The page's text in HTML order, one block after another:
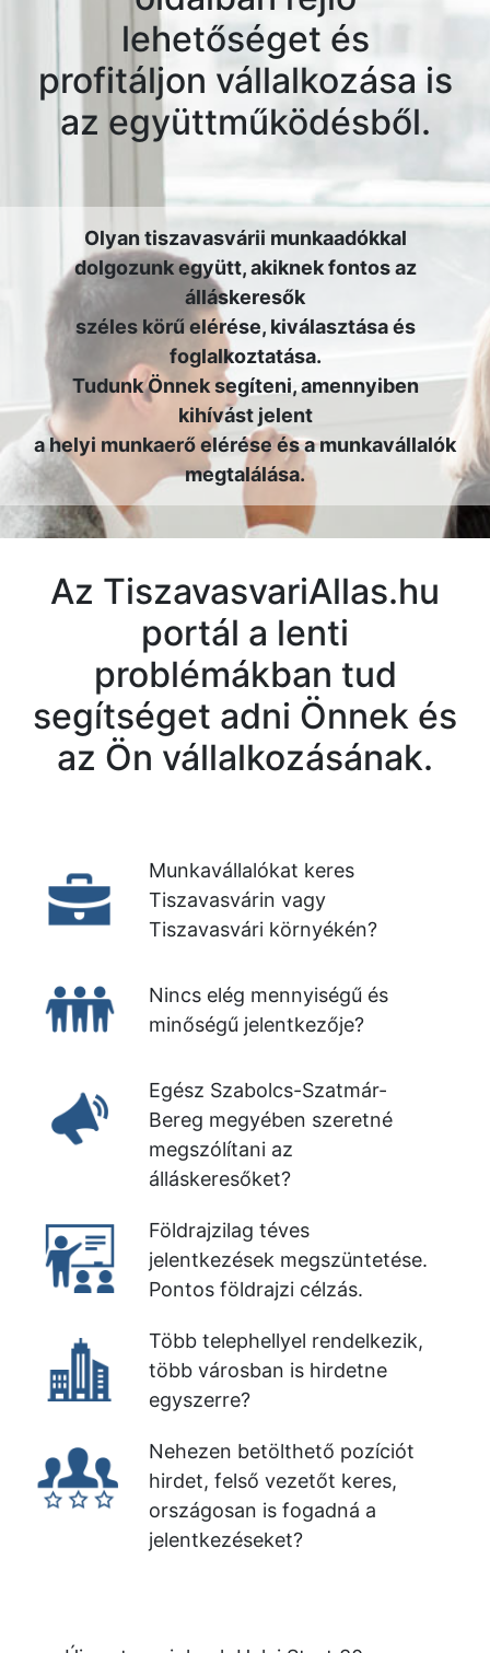
lehetőséget és
profitáljon vállalkozása is
az együttműködésből.
Olyan tiszavasvárii munkaadókkal
dolgozunk együtt, akiknek fontos az
álláskeresők
széles körű elérése, kiválasztása és
foglalkoztatása.
Tudunk Önnek segíteni, amennyiben
kihívást jelent
a helyi munkaerő elérése és a munkavállalók
megtalálása.
Az TiszavasvariAllas.hu
portál a lenti
problémákban tud
segítséget adni Önnek és
az Ön vállalkozásának.
Munkavállalókat keres
Tiszavasvárin vagy
Tiszavasvári környékén?
Nincs elég mennyiségű és
minőségű jelentkezője?
Egész Szabolcs-Szatmár-
Bereg megyében szeretné
megszólítani az
álláskeresőket?
Földrajzilag téves
jelentkezések megszüntetése.
Pontos földrajzi célzás.
Több telephellyel rendelkezik,
több városban is hirdetne
egyszerre?
Nehezen betölthető pozíciót
hirdet, felső vezetőt keres,
országosan is fogadná a
jelentkezéseket?